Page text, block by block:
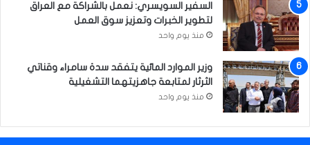
السفير السويسري: نعمل بالشراكة مع العراق
لتطوير الخبرات وتعزيز سوق العمل
منذ يوم واحد
وزير الموارد المائية يتفقد سدة سامراء وقناتي
الثرثار لمتابعة جاهزيتهما التشغيلية
منذ يوم واحد